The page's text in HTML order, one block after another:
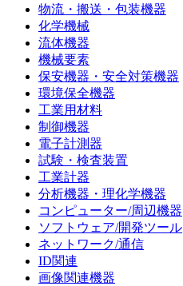
物流・搬送・包装機器
化学機械
流体機器
機械要素
保安機器・安全対策機器
環境保全機器
工業用材料
制御機器
電子計測器
試験・検査装置
工業計器
分析機器・理化学機器
コンピューター/周辺機器
ソフトウェア/開発ツール
ネットワーク/通信
ID関連
画像関連機器